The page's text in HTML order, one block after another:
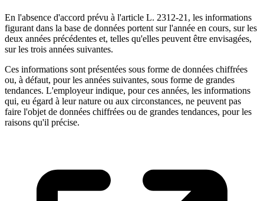
En l'absence d'accord prévu à l'article L. 2312-21, les informations
figurant dans la base de données portent sur l'année en cours, sur les
deux années précédentes et, telles qu'elles peuvent être envisagées,
sur les trois années suivantes.
Ces informations sont présentées sous forme de données chiffrées
ou, à défaut, pour les années suivantes, sous forme de grandes
tendances. L'employeur indique, pour ces années, les informations
qui, eu égard à leur nature ou aux circonstances, ne peuvent pas
faire l'objet de données chiffrées ou de grandes tendances, pour les
raisons qu'il précise.